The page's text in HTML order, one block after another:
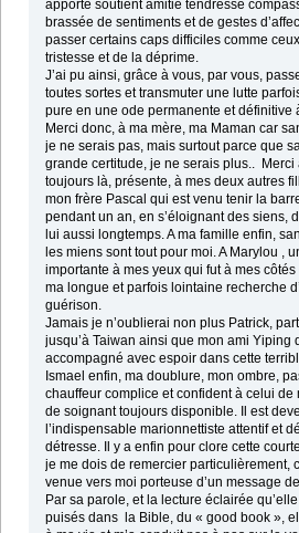
apporté soutient amitié tendresse
brassée de sentiments et de gestes
passer certains caps difficiles comme
tristesse et de la déprime.
J’ai pu ainsi, grâce à vous, par vous,
toutes sortes et transmuter une lutte
pure en une ode permanente et définitive
Merci donc, à ma mère, ma Maman car
je ne serais pas, mais surtout parce que
grande certitude, je ne serais plus.. Merci
toujours là, présente, à mes deux autres
mon frère Pascal qui est venu tenir la
pendant un an, en s’éloignant des siens,
lui aussi longtemps. A ma famille enfin,
les miens sont tout pour moi. A Marylou ,
importante à mes yeux qui fut à mes
ma longue et parfois lointaine recherche
guérison.
Jamais je n’oublierai non plus Patrick,
jusqu’à Taiwan ainsi que mon ami Yiping
accompagné avec espoir dans cette
Ismael enfin, ma doublure, mon ombre,
chauffeur complice et confident à celui
de soignant toujours disponible. Il est
l’indispensable marionnettiste attentif et
détresse. Il y a enfin pour clore cette
je me dois de remercier particulièrement,
venue vers moi porteuse d’un message
Par sa parole, et la lecture éclairée
puisés dans la Bible, du « good book »,